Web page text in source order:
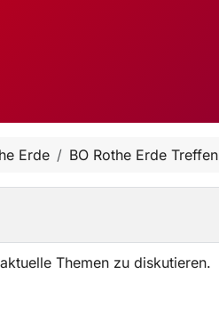
Erde BO Rothe Erde Treffen
Themen zu diskutieren.